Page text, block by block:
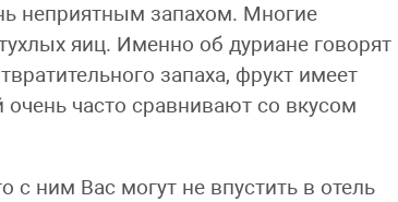
неприятным запахом. Многие
яиц. Именно об дуриане говорят
запаха, фрукт имеет
часто сравнивают со вкусом
с ним Вас могут не впустить в отель